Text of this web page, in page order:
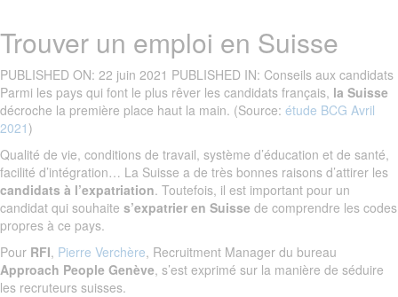
Trouver un emploi en Suisse
PUBLISHED ON: 22 juin 2021 PUBLISHED IN: Conseils aux candidats
Parmi les pays qui font le plus rêver les candidats français, la Suisse
décroche la première place haut la main. (Source: étude BCG Avril
2021 )
Qualité de vie, conditions de travail, système d’éducation et de santé,
facilité d’intégration… La Suisse a de très bonnes raisons d’attirer les
candidats à l’expatriation. Toutefois, il est important pour un
candidat qui souhaite s’expatrier en Suisse de comprendre les codes
propres à ce pays.
Pour RFI, Pierre Verchère, Recruitment Manager du bureau
Approach People Genève, s’est exprimé sur la manière de séduire
les recruteurs suisses.